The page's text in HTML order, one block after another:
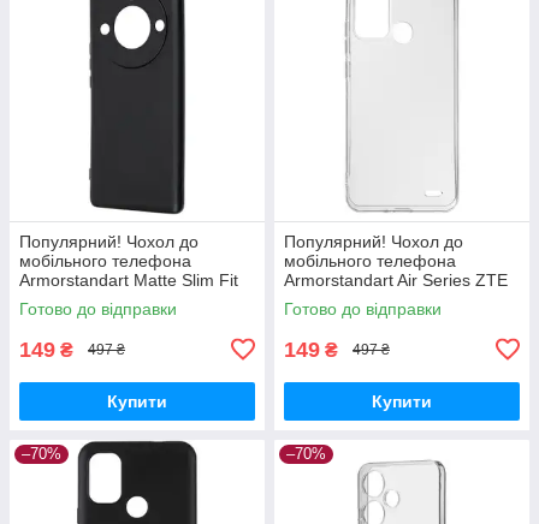
Популярний! Чохол до
мобільного телефона
Armorstandart Matte Slim Fit
Honor Magic5 Lite Camera
cover Black (ARM69395) -
Готово до відправки
149 ₴ 497 ₴
Купити
Популярний! Чохол до
мобільного телефона
Armorstandart Air Series ZTE
Blade A52 Transparent
(ARM63123) - Краща якість
Готово до відправки
149 ₴ 497 ₴
Купити
–70% –70%